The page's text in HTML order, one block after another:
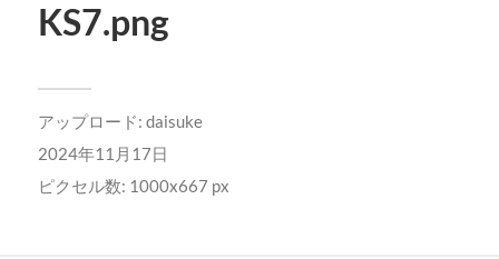
KS7.png
アップロード: daisuke
2024年11月17日
ピクセル数: 1000x667 px